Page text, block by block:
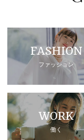
FASHION
ファッション
WORK
働く